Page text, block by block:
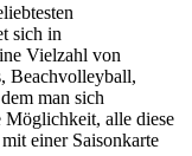
sich in
Vielzahl von
Beachvolleyball,
man sich
Möglichkeit, alle diese
einer Saisonkarte